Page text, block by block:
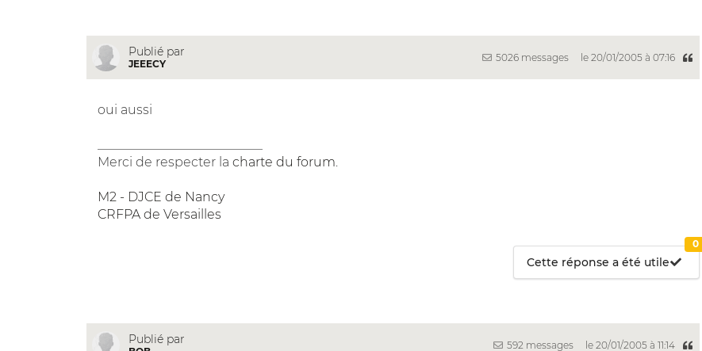
Publié par
JEEECY
5026 messages le 20/01/2005 à 07:16
oui aussi
Merci de respecter la charte du forum
M2 - DJCE de Nancy
CRFPA de Versailles
Cette réponse a été utile
0
Publié par 592 messages le 20/01/2005 à 11:14